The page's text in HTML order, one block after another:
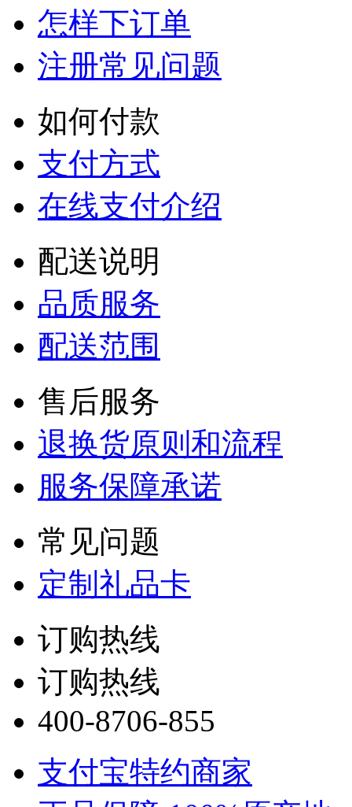
怎样下订单
注册常见问题
如何付款
支付方式
在线支付介绍
配送说明
品质服务
配送范围
售后服务
退换货原则和流程
服务保障承诺
常见问题
定制礼品卡
订购热线
订购热线
400-8706-855
支付宝特约商家